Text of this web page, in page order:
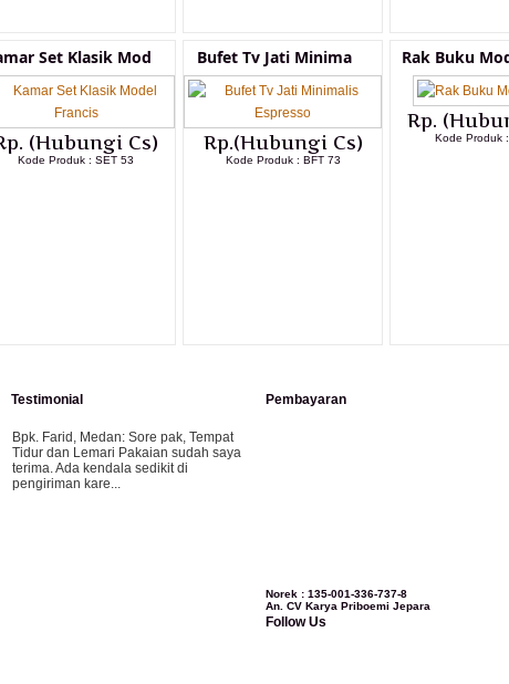
Set Klasik Mod
(Hubungi Cs)
Kode Produk : SET 53
Bufet Tv Jati Minima
Rp.(Hubungi Cs)
Kode Produk : BFT 73
Rak Buku
Rp.
Kode Produk
Testimonial
Bpk. Farid, Medan: Sore pak, Tempat
Tidur dan Lemari Pakaian sudah saya
terima. Ada kendala sedikit di
pengiriman kare...
Pembayaran
Norek : 135-001-336-737-8
An. CV Karya Priboemi Jepara
Follow Us